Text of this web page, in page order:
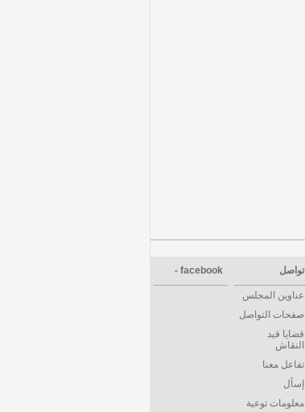
تواصل
عناوين المجلس
صفحات التواصل
قضايا قيد
النقاش
تفاعل معنا
إسأل
معلومات توعية
facebook -